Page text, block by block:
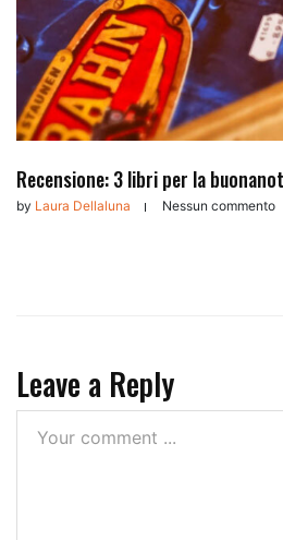
Recensione: 3 libri per la
by Laura Dellaluna Nessun commento
Leave a Reply